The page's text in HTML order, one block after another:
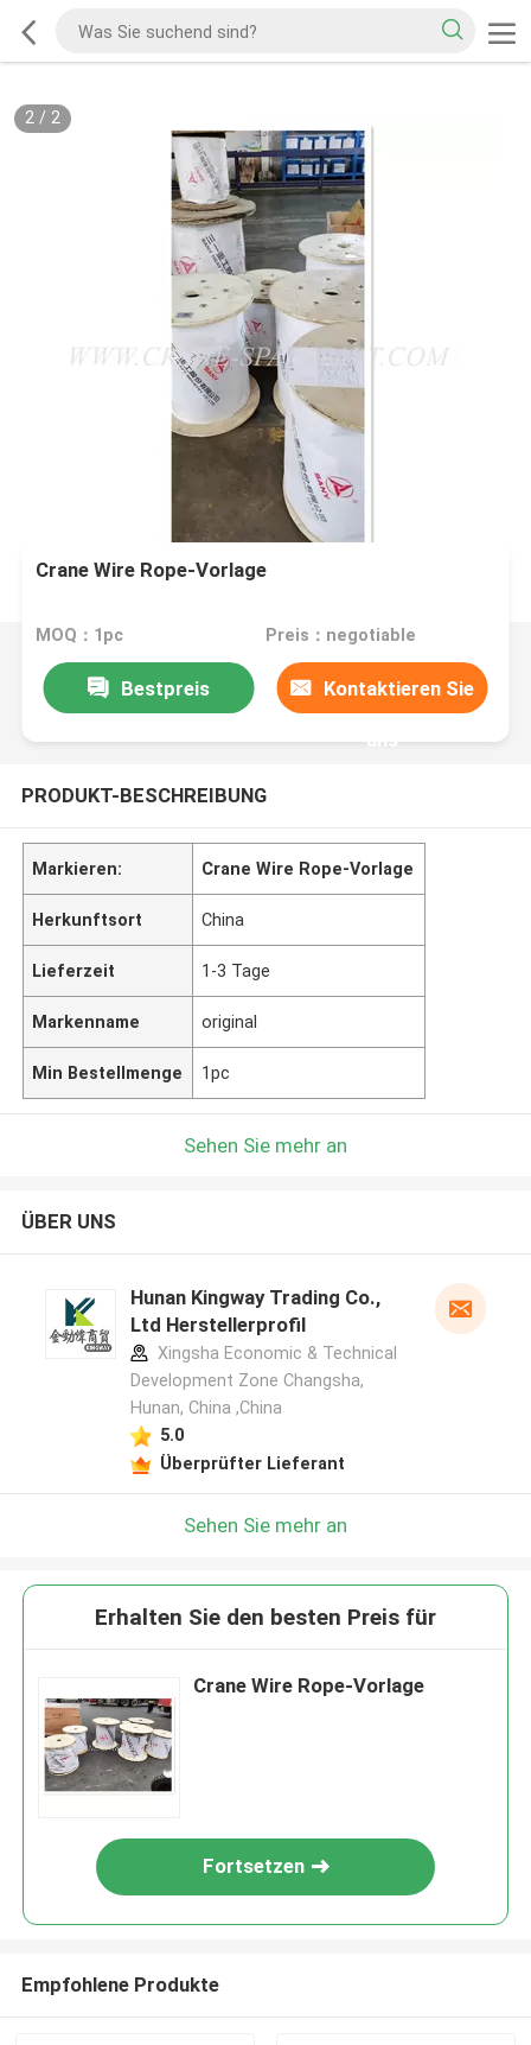
2/ 2
Crane Wire Rope-Vorlage
MOQ：1pc Preis：negotiable
Bestpreis Kontaktieren Sie
uns
PRODUKT-BESCHREIBUNG
Markieren: Crane Wire Rope-Vorlage
Herkunftsort China
Lieferzeit 1-3 Tage
Markenname original
Min Bestellmenge 1pc
Sehen Sie mehr an
ÜBER UNS
Hunan Kingway Trading Co.,
Ltd Herstellerprofil
Xingsha Economic & Technical
Development Zone Changsha,
Hunan, China ,China
5.0
Überprüfter Lieferant
Sehen Sie mehr an
Erhalten Sie den besten Preis für
Crane Wire Rope-Vorlage
Fortsetzen
Empfohlene Produkte